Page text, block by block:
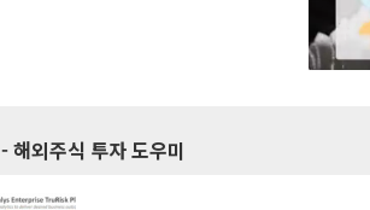
- 해외주식 투자 도우미